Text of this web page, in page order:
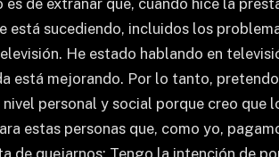
sucediendo, incluidos los
He estado hablando en
está mejorando. Por lo tanto,
personal y social porque creo
estas personas que, como yo,
de quejarnos; Tengo la intención de